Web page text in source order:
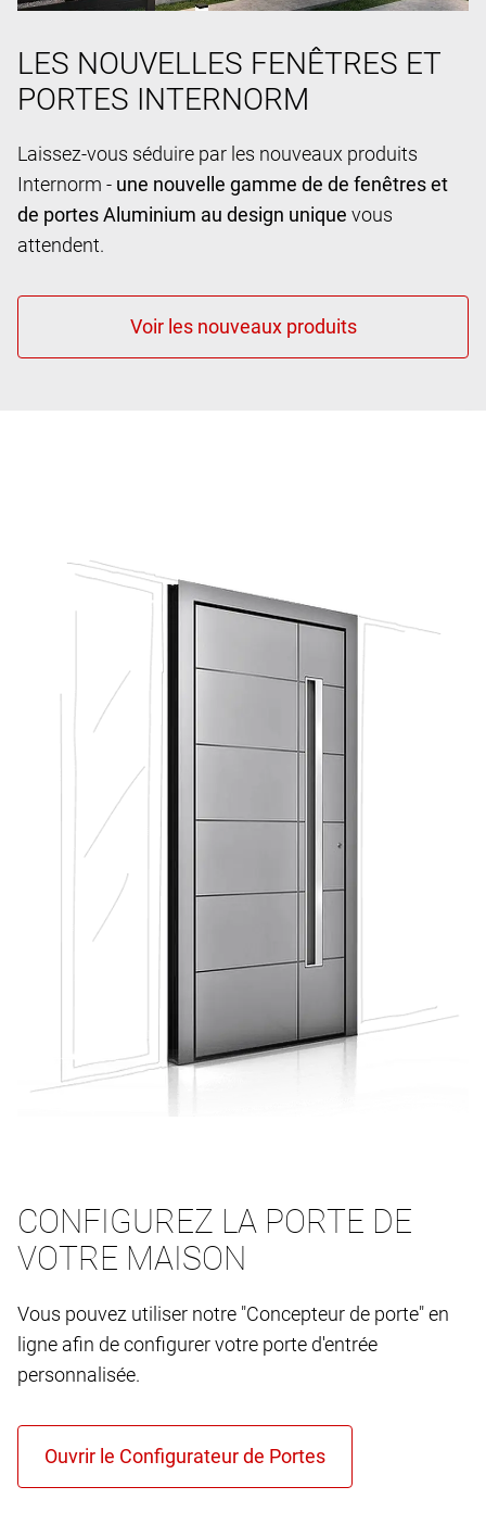
LES NOUVELLES FENÊTRES ET
PORTES INTERNORM
Laissez-vous séduire par les nouveaux produits
Internorm - une nouvelle gamme de de fenêtres et
de portes Aluminium au design unique vous
attendent.
CONFIGUREZ LA PORTE DE
VOTRE MAISON
Vous pouvez utiliser notre "Concepteur de porte" en
ligne afin de configurer votre porte d'entrée
personnalisée.